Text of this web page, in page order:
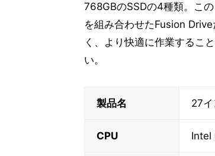
768GBのSSDの4種類。こ
を組み合わせたFusion
く、より快適に作業するこ
い。
製品名 27
CPU Intel